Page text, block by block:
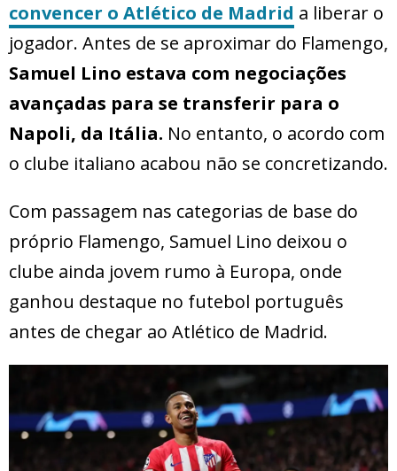
convencer o Atlético de Madrid a liberar o
jogador. Antes de se aproximar do Flamengo,
Samuel Lino estava com negociações
avançadas para se transferir para o
Napoli, da Itália. No entanto, o acordo com
o clube italiano acabou não se concretizando.
Com passagem nas categorias de base do
próprio Flamengo, Samuel Lino deixou o
clube ainda jovem rumo à Europa, onde
ganhou destaque no futebol português
antes de chegar ao Atlético de Madrid.